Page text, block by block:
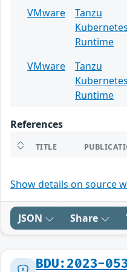
VMware
Tanzu
Kubernetes
Runtime
VMware
Tanzu
Kubernetes
Runtime
References
TITLE
Show details on source
JSON Share
BDU:2023-